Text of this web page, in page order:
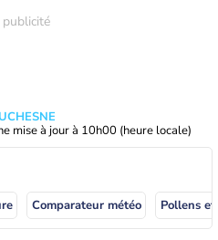
mise à jour à 10h00 (heure locale)
Comparateur météo Pollens